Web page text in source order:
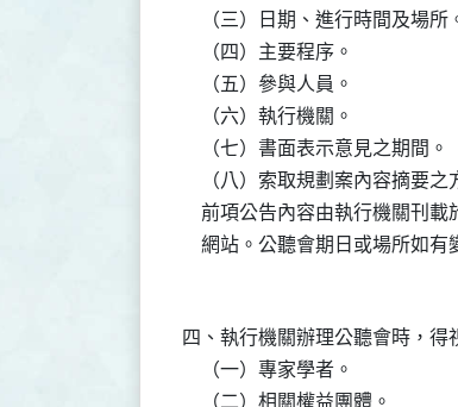
（三）日期、進行時間及場所
    （四）主要程序。
    （五）參與人員。
    （六）執行機關。
    （七）書面表示意見之期間。
（八）索取規劃案內容摘要之
前項公告內容由執行機關刊
四、執行機關辦理公聽會時，得
    （一）專家學者。
    （二）相關權益團體。